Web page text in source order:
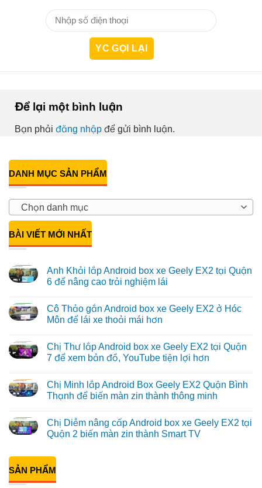
Để lại một bình luận
Bạn phải đăng nhập để gửi bình luận.
DANH MỤC SẢN PHẨM
Chọn danh mục
BÀI VIẾT MỚI NHẤT
Anh Khải lắp Android box xe Geely EX2 tại Quận
6 để nâng cao trải nghiệm lái
bình
luận
ở
lắp
Android
box
EX2
tại
Quận
nâng
cao
trải
Cô Thảo gắn Android box xe Geely EX2 ở Hóc
Môn để lái xe thoải mái hơn
bình
luận
ở
gắn
Android
box
EX2
ở
Hóc
xe
thoải
mái
Chị Thư lắp Android box xe Geely EX2 tại Quận
7 để xem bản đồ, YouTube tiện lợi hơn
bình
luận
ở
lắp
Android
box
EX2
tại
Quận
7
Chị Minh lắp Android Box Geely EX2 Quận Bình
Thạnh để biến màn zin thành thông minh
bình
luận
ở
Android
Box
Geely
Chị Diễm nâng cấp Android box xe Geely EX2 tại
Quận 2 biến màn zin thành Smart TV
bình
luận
ở
Chị
SẢN PHẨM